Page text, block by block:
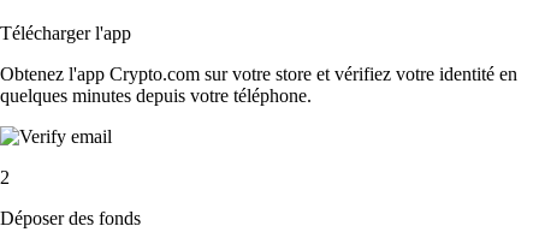
Télécharger l'app
Obtenez l'app Crypto.com sur votre store et vérifiez votre identité en
quelques minutes depuis votre téléphone.
2
Déposer des fonds